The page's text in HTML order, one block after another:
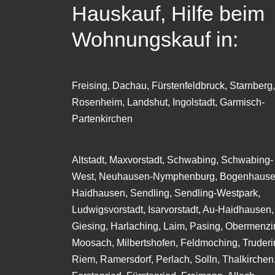
Hauskauf, Hilfe beim
Wohnungskauf in:
Freising, Dachau, Fürstenfeldbruck, Starnberg,
Rosenheim, Landshut, Ingolstadt, Garmisch-
Partenkirchen
Altstadt, Maxvorstadt, Schwabing, Schwabing-
West, Neuhausen-Nymphenburg,
Haidhausen, Sendling, Sendling-Westpark,
Ludwigsvorstadt, Isarvorstadt, Au-Haidhausen,
Giesing, Harlaching, Laim, Pasing,
Moosach, Milbertshofen, Feldmoching,
Riem, Ramersdorf, Perlach, Solln, Thalkirchen,